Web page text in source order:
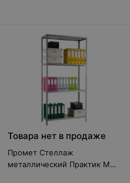
Товара нет в продаже
Промет Стеллаж
металлический Практик MS